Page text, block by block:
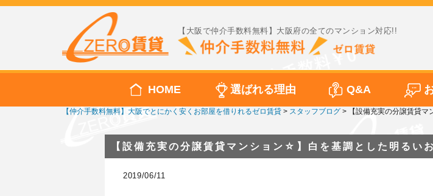
【大阪で仲介手数料無料】大阪府の全てのマンション対応!!
HOME 選ばれる理由 Q&A
【仲介手数料無料】大阪でとにかく安くお部屋を借りれるゼロ賃貸 > スタッフブログ > 【設備充実の分譲賃貸
【設備充実の分譲賃貸マンション☆】白を基調とした明るい
2019/06/11